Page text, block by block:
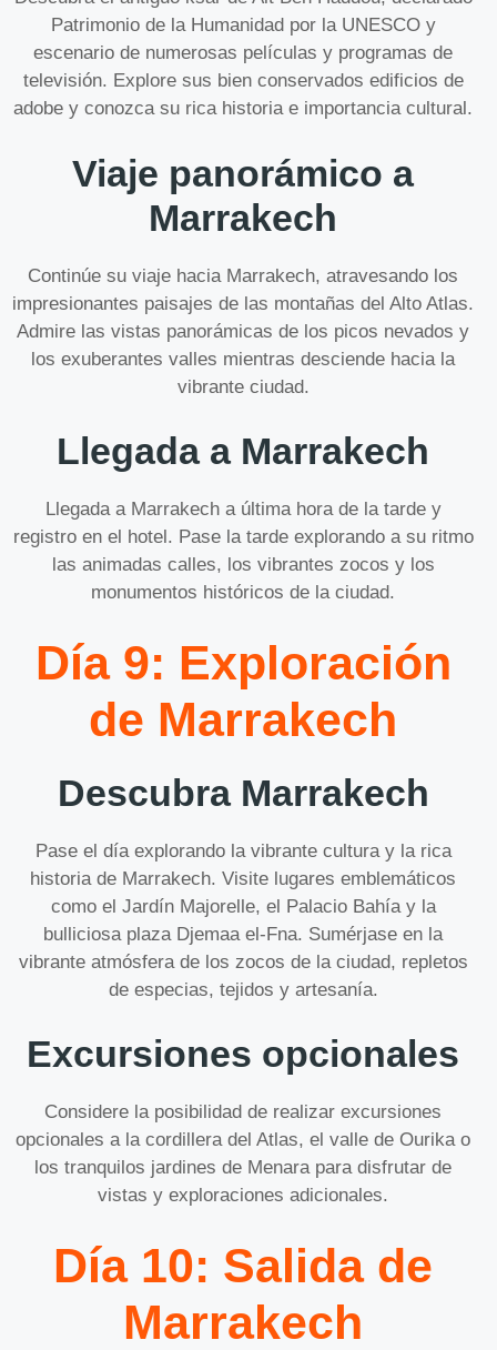
Patrimonio de la Humanidad por la UNESCO y
escenario de numerosas películas y programas de
televisión. Explore sus bien conservados edificios de
adobe y conozca su rica historia e importancia cultural.
Viaje panorámico a
Marrakech
Continúe su viaje hacia Marrakech, atravesando los
impresionantes paisajes de las montañas del Alto Atlas.
Admire las vistas panorámicas de los picos nevados y
los exuberantes valles mientras desciende hacia la
vibrante ciudad.
Llegada a Marrakech
Llegada a Marrakech a última hora de la tarde y
registro en el hotel. Pase la tarde explorando a su ritmo
las animadas calles, los vibrantes zocos y los
monumentos históricos de la ciudad.
Día 9: Exploración
de Marrakech
Descubra Marrakech
Pase el día explorando la vibrante cultura y la rica
historia de Marrakech. Visite lugares emblemáticos
como el Jardín Majorelle, el Palacio Bahía y la
bulliciosa plaza Djemaa el-Fna. Sumérjase en la
vibrante atmósfera de los zocos de la ciudad, repletos
de especias, tejidos y artesanía.
Excursiones opcionales
Considere la posibilidad de realizar excursiones
opcionales a la cordillera del Atlas, el valle de Ourika o
los tranquilos jardines de Menara para disfrutar de
vistas y exploraciones adicionales.
Día 10: Salida de
Marrakech